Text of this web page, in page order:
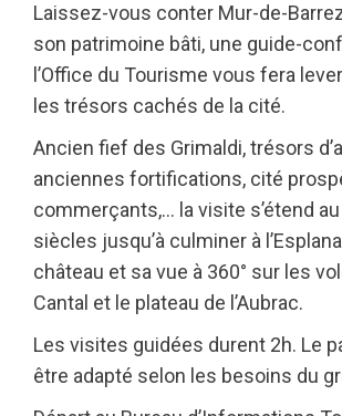
Laissez-vous conter Mur-de-
son patrimoine bâti, une guide-
l’Office du Tourisme vous fera
les trésors cachés de la cité.
Ancien fief des Grimaldi, trésors
anciennes fortifications, cité
commerçants,… la visite s’étend
siècles jusqu’à culminer à
château et sa vue à 360° sur les
Cantal et le plateau de l’Aubrac.
Les visites guidées durent 2h. Le
être adapté selon les besoins du